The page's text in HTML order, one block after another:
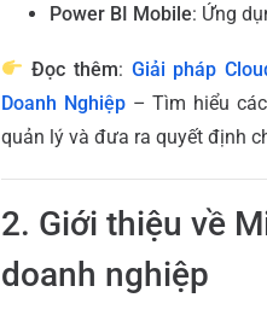
Power BI Mobile: Ứng
Đọc thêm: Giải pháp
Doanh Nghiệp– Tìm hiểu
quản lý và đưa ra quyết định
2. Giới thiệu về
doanh nghiệp